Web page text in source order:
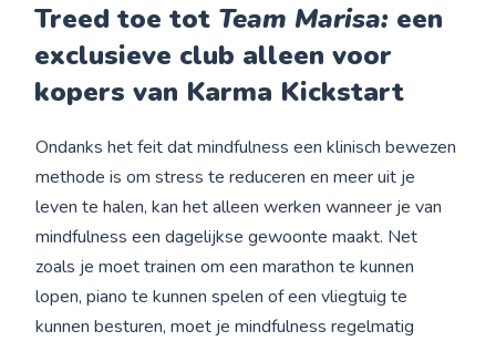
Treed toe tot Team Marisa: een
exclusieve club alleen voor
kopers van Karma Kickstart
Ondanks het feit dat mindfulness een klinisch bewezen
methode is om stress te reduceren en meer uit je
leven te halen, kan het alleen werken wanneer je van
mindfulness een dagelijkse gewoonte maakt. Net
zoals je moet trainen om een marathon te kunnen
lopen, piano te kunnen spelen of een vliegtuig te
kunnen besturen, moet je mindfulness regelmatig